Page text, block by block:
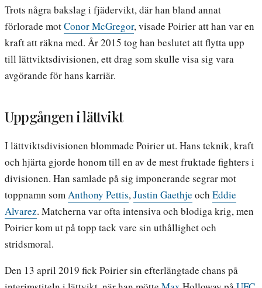
Trots några bakslag i fjädervikt, där han bland annat
förlorade motConor McGregor, visade Poirier att han var en
kraft att räkna med. År 2015 tog han beslutet att flytta upp
till lättviktsdivisionen, ett drag som skulle visa sig vara
avgörande för hans karriär.
Uppgången i lättvikt
I lättviktsdivisionen blommade Poirier ut. Hans teknik, kraft
och hjärta gjorde honom till en av de mest fruktade fighters i
divisionen. Han samlade på sig imponerande segrar mot
toppnamn somAnthony Pettis,Justin Gaethje och Eddie
Alvarez. Matcherna var ofta intensiva och blodiga krig, men
Poirier kom ut på topp tack vare sin uthållighet och
stridsmoral.
Den 13 april 2019 fick Poirier sin efterlängtade chans på